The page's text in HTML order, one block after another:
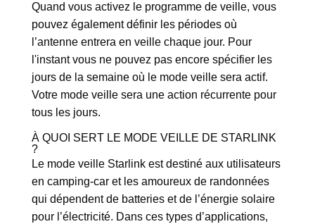
Quand vous activez le programme de veille, vous
pouvez également définir les périodes où
l’antenne entrera en veille chaque jour. Pour
l'instant vous ne pouvez pas encore spécifier les
jours de la semaine où le mode veille sera actif.
Votre mode veille sera une action récurrente pour
tous les jours.
À QUOI SERT LE MODE VEILLE DE STARLINK
?
Le mode veille Starlink est destiné aux utilisateurs
en camping-car et les amoureux de randonnées
qui dépendent de batteries et de l’énergie solaire
pour l’électricité. Dans ces types d’applications,